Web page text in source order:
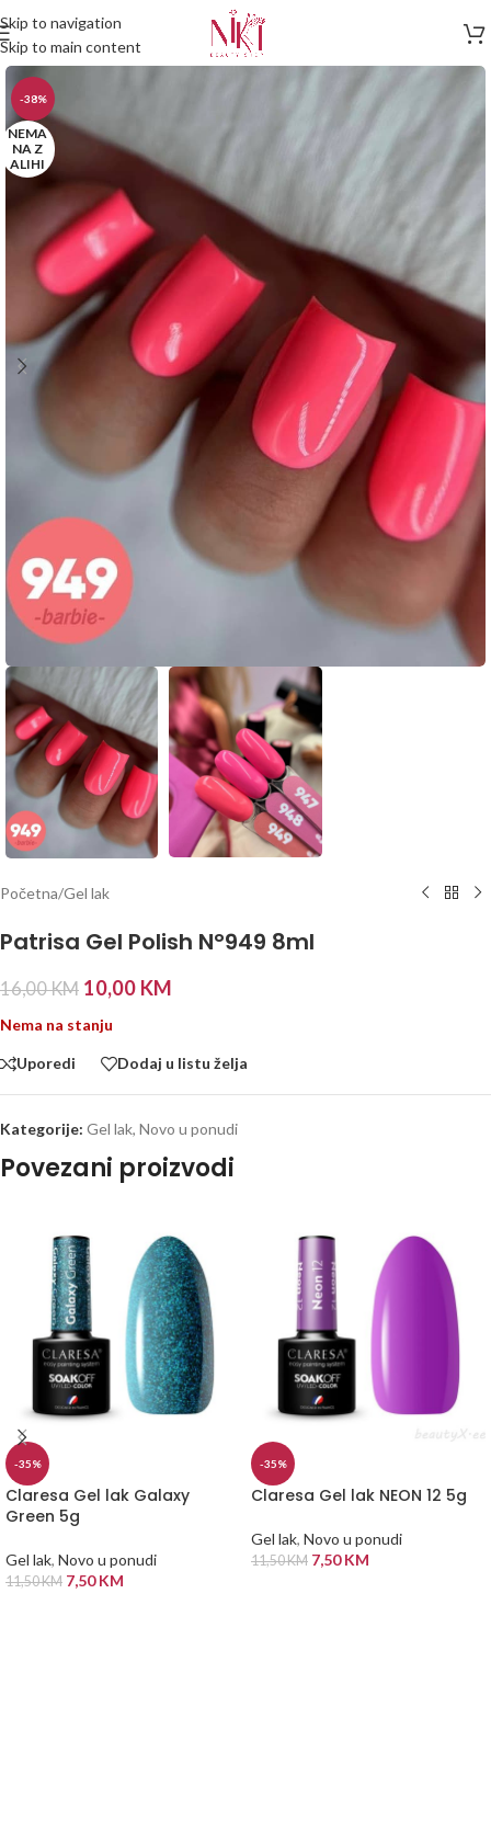
Skip to navigation
Skip to main content
-38%
NEMA
NA Z
ALIHI
Početna/Gel lak
Patrisa Gel Polish N°949 8ml
16,00KM 10,00 KM
Nema na stanju
Uporedi Dodaj u listu želja
Kategorije: Gel lak, Novo u ponudi
Povezani proizvodi
-35%
Claresa Gel lak Galaxy
Green 5g
Gel lak, Novo u ponudi
11,50KM 7,50KM
-35%
Claresa Gel lak NEON 12 5g
Gel lak, Novo u ponudi
11,50KM 7,50KM